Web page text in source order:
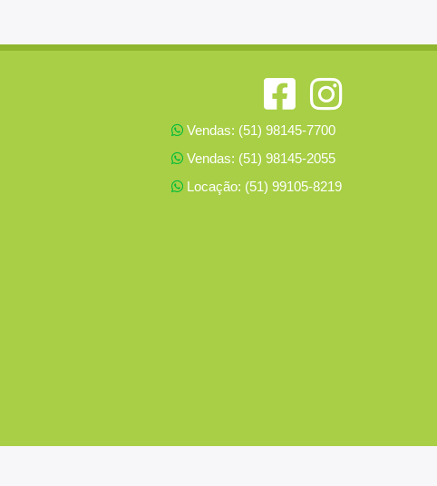
Vendas: (51) 98145-7700
Vendas: (51) 98145-2055
Locação: (51) 99105-8219